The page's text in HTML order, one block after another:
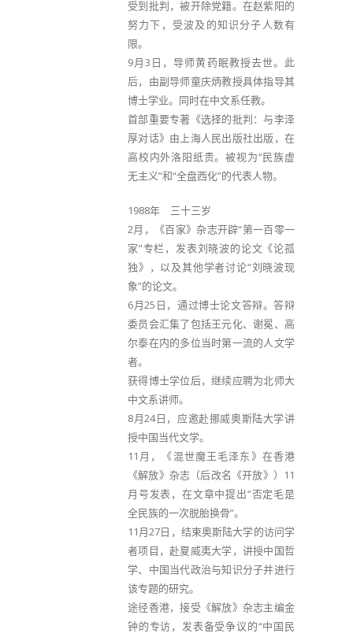
受到批判，被开除党籍。在赵紫阳的
努力下，受波及的知识分子人数有
限。
9月3日，导师黄药眠教授去世。此
后，由副导师童庆炳教授具体指导其
博士学业。同时在中文系任教。
首部重要专著《选择的批判：与李泽
厚对话》由上海人民出版社出版，在
高校内外洛阳纸贵。被视为“民族虚
无主义”和“全盘西化”的代表人物。
1988年 三十三岁
2月，《百家》杂志开辟“第一百零一
家”专栏，发表刘晓波的论文《论孤
独》，以及其他学者讨论“刘晓波现
象”的论文。
6月25日，通过博士论文答辩。答辩
委员会汇集了包括王元化、谢冕、高
尔泰在内的多位当时第一流的人文学
者。
获得博士学位后，继续应聘为北师大
中文系讲师。
8月24日，应邀赴挪威奥斯陆大学讲
授中国当代文学。
11月，《混世魔王毛泽东》在香港
《解放》杂志（后改名《开放》）11
月号发表，在文章中提出“否定毛是
全民族的一次脱胎换骨”。
11月27日，结束奥斯陆大学的访问学
者项目，赴夏威夷大学，讲授中国哲
学、中国当代政治与知识分子并进行
该专题的研究。
途径香港，接受《解放》杂志主编金
钟的专访，发表备受争议的“中国民